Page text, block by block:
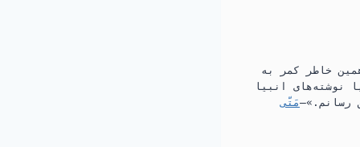
خاطر کمر به
نوشته‌های انبیا
رسانم.‏»—‏مَتّی